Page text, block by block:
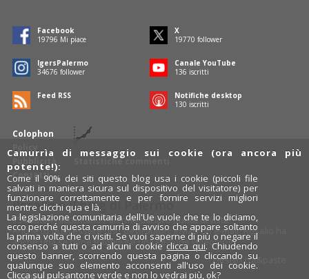
Colophon
Policy
Pubblicità
Contatti
Statistiche commenti
Facebook
19796 Mi piace
X
19770 follower
IgersPalermo
34676 follower
Canale YouTube
136 iscritti
Feed RSS
Notifiche desktop
130 iscritti
Rosalio è il blog di Palermo
754 autoriraccontano Palermo dal loro punto di vista.
Anche tu puoi essere uno degli autori: inviaci un'e-mail. Rosalio ha
anche una sezionefotobloge una sezionevideoblog.
Designcut&paste
Rosalio.it
Camurrìa di messaggio sui cookie (ora ancora più
potente!):
Come il 90% dei siti questo blog usa i cookie (piccoli file
salvati in maniera sicura sul dispositivo del visitatore) per
funzionare correttamente e per fornire servizi migliori
mentre clicchi qua e là.
La legislazione comunitaria dell'Ue vuole che te lo diciamo,
ecco perché questa camurrìa di avviso che appare soltanto
la prima volta che ci visiti. Se vuoi saperne di più o negare il
consenso a tutti o ad alcuni cookie clicca qui. Chiudendo
questo banner, scorrendo questa pagina o cliccando su
qualunque suo elemento acconsenti all'uso dei cookie.
Clicca sul pulsantone verde e non lo vedrai più, ok?